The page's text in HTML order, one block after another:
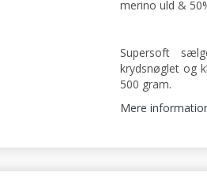
merino uld &
Supersoft
krydsnøglet og
500 gram.
Mere